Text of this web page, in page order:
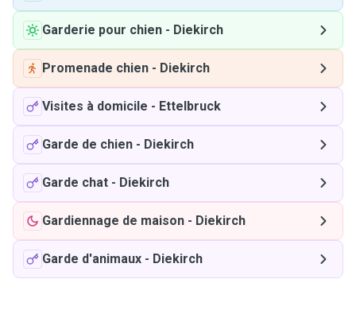
Garderie pour chien - Diekirch
Promenade chien - Diekirch
Visites à domicile - Ettelbruck
Garde de chien - Diekirch
Garde chat - Diekirch
Gardiennage de maison - Diekirch
Garde d'animaux - Diekirch